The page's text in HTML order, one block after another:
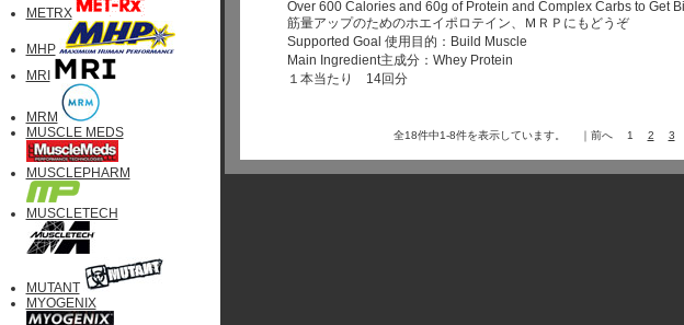
METRX
MHP
MRI
MRM
MUSCLE MEDS
MUSCLEPHARM
MUSCLETECH
MUTANT
MYOGENIX
Over 600 Calories and 60g of Protein and Complex Carbs to Get
筋量アップのためのホエイポロテイン、ＭＲＰにもどうぞ
Supported Goal 使用目的：Build Muscle
Main Ingredient主成分：Whey Protein
１本当たり 14回分
全18件中1-8件を表示しています。 ｜前へ 1 2 3